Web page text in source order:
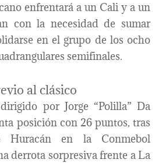
enfrentará a un Cali y a un
con la necesidad de sumar
en el grupo de los ocho
semifinales.
al clásico
por Jorge “Polilla” Da
posición con 26 puntos, tras
Huracán en la Conmebol
derrota sorpresiva frente a La